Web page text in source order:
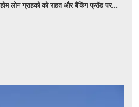
होम लोन ग्राहकों को राहत और बैंकिंग फ्रॉड पर